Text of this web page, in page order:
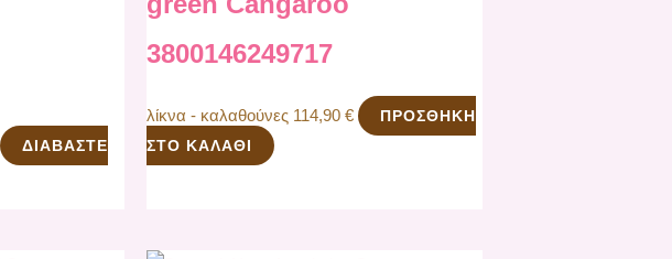
ΔΙΑΒΆΣΤΕ
3800146249717
λίκνα - καλαθούνες 114,90 €
ΠΡΟΣΘΉΚΗ
ΣΤΟ ΚΑΛΆΘΙ